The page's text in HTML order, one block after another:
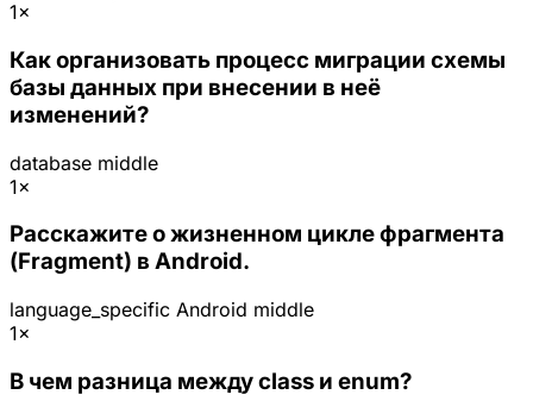
1×
Как организовать процесс миграции схемы
базы данных при внесении в неё
изменений?
database middle
1×
Расскажите о жизненном цикле фрагмента
(Fragment) в Android.
language_specific Android middle
1×
В чем разница между class и enum?